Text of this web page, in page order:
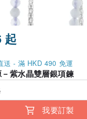
起
送 - 滿 HKD 490 免運
紫水晶雙層銀項鍊
我要訂製